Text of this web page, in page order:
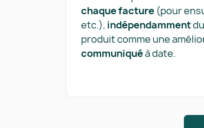
chaque facture (pour
etc.), indépendamment
produit comme une
communiquéà date.